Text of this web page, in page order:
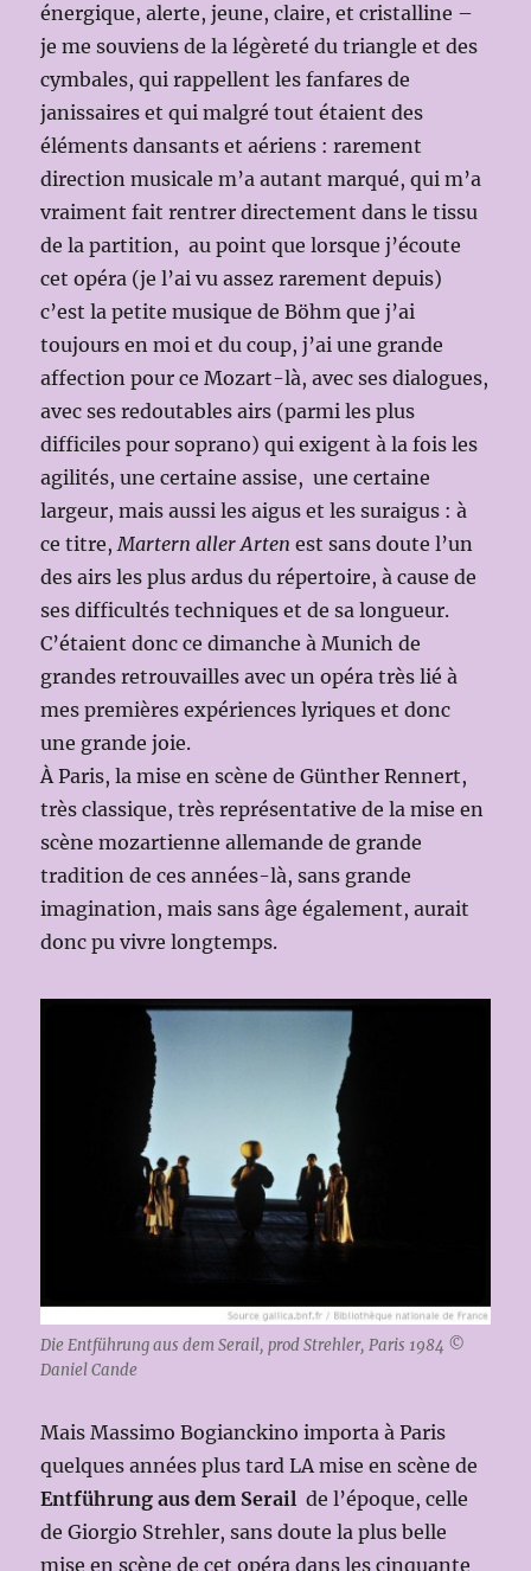
énergique, alerte, jeune, claire, et cristalline –
je me souviens de la légèreté du triangle et des
cymbales, qui rappellent les fanfares de
janissaires et qui malgré tout étaient des
éléments dansants et aériens : rarement
direction musicale m’a autant marqué, qui m’a
vraiment fait rentrer directement dans le tissu
de la partition, au point que lorsque j’écoute
cet opéra (je l’ai vu assez rarement depuis)
c’est la petite musique de Böhm que j’ai
toujours en moi et du coup, j’ai une grande
affection pour ce Mozart-là, avec ses dialogues,
avec ses redoutables airs (parmi les plus
difficiles pour soprano) qui exigent à la fois les
agilités, une certaine assise, une certaine
largeur, mais aussi les aigus et les suraigus : à
ce titre,Martern aller Arten est sans doute l’un
des airs les plus ardus du répertoire, à cause de
ses difficultés techniques et de sa longueur.
C’étaient donc ce dimanche à Munich de
grandes retrouvailles avec un opéra très lié à
mes premières expériences lyriques et donc
une grande joie.
À Paris, la mise en scène de Günther Rennert,
très classique, très représentative de la mise en
scène mozartienne allemande de grande
tradition de ces années-là, sans grande
imagination, mais sans âge également, aurait
donc pu vivre longtemps.
Die Entführung aus dem Serail, prod Strehler, Paris 1984 ©
Daniel Cande
Mais Massimo Bogianckino importa à Paris
quelques années plus tard LA mise en scène de
Entführung aus dem Serail de l’époque, celle
de Giorgio Strehler, sans doute la plus belle
mise en scène de cet opéra dans les cinquante